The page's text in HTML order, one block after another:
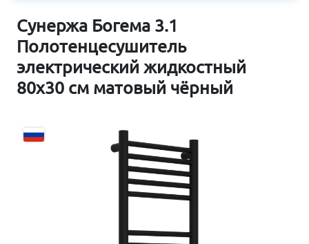
Сунержа Богема 3.1
Полотенцесушитель
электрический жидкостный
80х30 см матовый чёрный